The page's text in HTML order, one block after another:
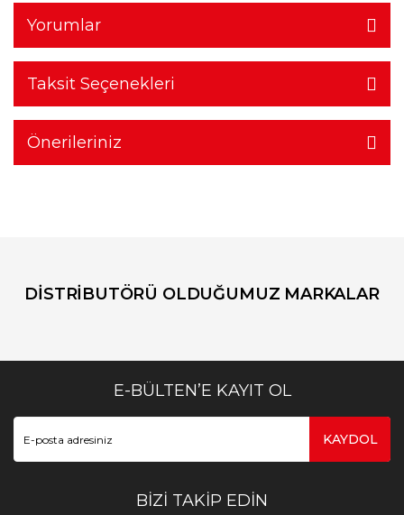
Yorumlar
Taksit Seçenekleri
Önerileriniz
DİSTRİBUTÖRÜ OLDUĞUMUZ MARKALAR
E-BÜLTEN’E KAYIT OL
KAYDOL
BİZİ TAKİP EDİN